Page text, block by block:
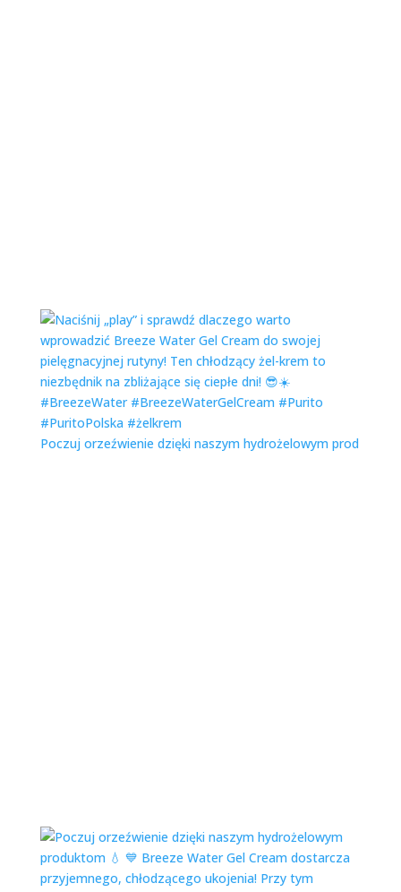
Poczuj orzeźwienie dzięki naszym hydrożelowym prod